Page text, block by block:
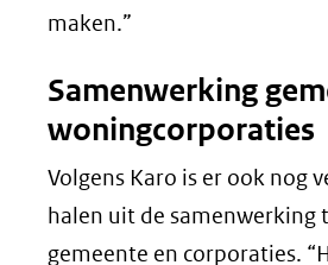
maken.”
Samenwerking
woningcorporaties
Volgens Karo is er ook nog
halen uit de samenwerking
gemeente en corporaties.